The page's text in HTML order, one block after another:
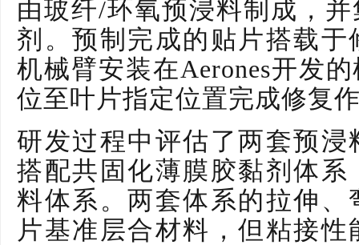
由玻纤/环氧预浸料制成，
剂。预制完成的贴片搭载
机械臂安装在Aerones开发
位至叶片指定位置完成修复
研发过程中评估了两套预
搭配共固化薄膜胶黏剂体
料体系。两套体系的拉伸
片基准层合材料，但粘接